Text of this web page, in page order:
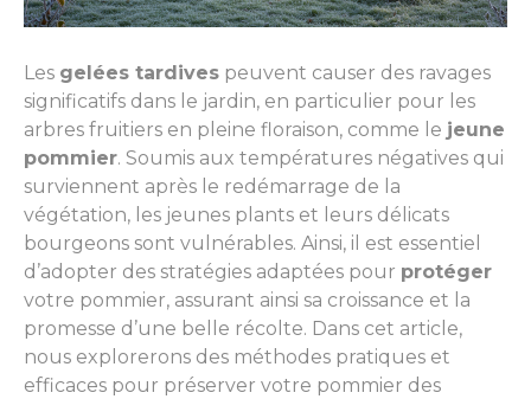
Les gelées tardives peuvent causer des ravages
significatifs dans le jardin, en particulier pour les
arbres fruitiers en pleine floraison, comme le jeune
pommier. Soumis aux températures négatives qui
surviennent après le redémarrage de la
végétation, les jeunes plants et leurs délicats
bourgeons sont vulnérables. Ainsi, il est essentiel
d’adopter des stratégies adaptées pour protéger
votre pommier, assurant ainsi sa croissance et la
promesse d’une belle récolte. Dans cet article,
nous explorerons des méthodes pratiques et
efficaces pour préserver votre pommier des